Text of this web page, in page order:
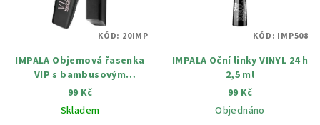
IMPALA Objemová řasenka
VIP s bambusovým
hedvábím 15 ml
99 Kč
Skladem
KÓD: 20IMP
IMPALA Oční linky VINYL 24 h
2,5 ml
99 Kč
Objednáno
KÓD: IMP508